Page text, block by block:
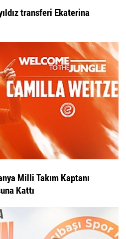
transferi Ekaterina
Milli Takım Kaptanı
Kattı